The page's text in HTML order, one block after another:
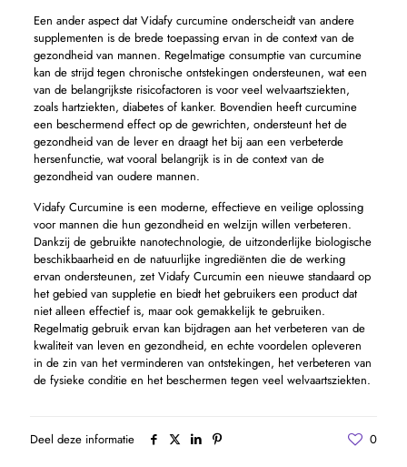
Een ander aspect dat Vidafy curcumine onderscheidt van andere
supplementen is de brede toepassing ervan in de context van de
gezondheid van mannen. Regelmatige consumptie van curcumine
kan de strijd tegen chronische ontstekingen ondersteunen, wat een
van de belangrijkste risicofactoren is voor veel welvaartsziekten,
zoals hartziekten, diabetes of kanker. Bovendien heeft curcumine
een beschermend effect op de gewrichten, ondersteunt het de
gezondheid van de lever en draagt ​​het bij aan een verbeterde
hersenfunctie, wat vooral belangrijk is in de context van de
gezondheid van oudere mannen.
Vidafy Curcumine is een moderne, effectieve en veilige oplossing
voor mannen die hun gezondheid en welzijn willen verbeteren.
Dankzij de gebruikte nanotechnologie, de uitzonderlijke biologische
beschikbaarheid en de natuurlijke ingrediënten die de werking
ervan ondersteunen, zet Vidafy Curcumin een nieuwe standaard op
het gebied van suppletie en biedt het gebruikers een product dat
niet alleen effectief is, maar ook gemakkelijk te gebruiken.
Regelmatig gebruik ervan kan bijdragen aan het verbeteren van de
kwaliteit van leven en gezondheid, en echte voordelen opleveren
in de zin van het verminderen van ontstekingen, het verbeteren van
de fysieke conditie en het beschermen tegen veel welvaartsziekten.
Deel deze informatie 0